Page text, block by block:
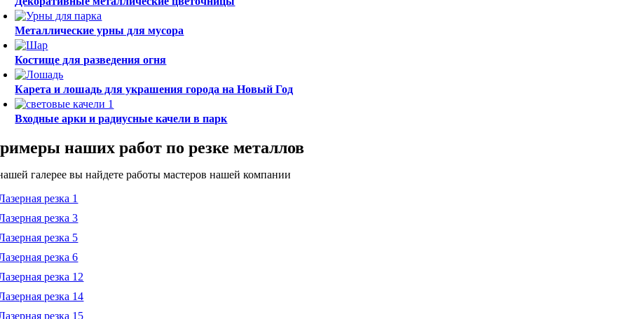
Металлические урны для мусора
Костище для разведения огня
Карета и лошадь для украшения города на Новый Год
Входные арки и радиусные качели в парк
наших работ по резке металлов
галерее вы найдете работы мастеров нашей компании